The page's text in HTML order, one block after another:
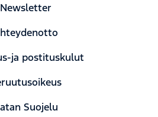
Newsletter
ja postituskulut
Suojelu